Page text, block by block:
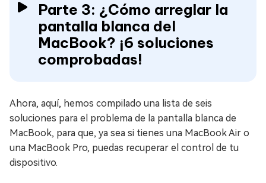
Parte 3: ¿Cómo arreglar la
pantalla blanca del
MacBook? ¡6 soluciones
comprobadas!
Ahora, aquí, hemos compilado una lista de seis
soluciones para el problema de la pantalla blanca de
MacBook, para que, ya sea si tienes una MacBook Air o
una MacBook Pro, puedas recuperar el control de tu
dispositivo.